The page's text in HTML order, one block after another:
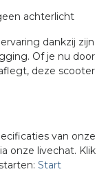
achterlicht
dankzij zijn
Of je nu door
deze scooter
van onze
onze livechat. Klik
Start